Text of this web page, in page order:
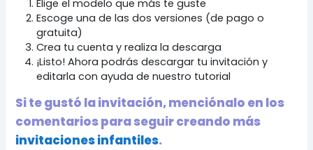
Elige el modelo que más te guste
Escoge una de las dos versiones (de pago o
gratuita)
Crea tu cuenta y realiza la descarga
¡Listo! Ahora podrás descargar tu invitación y
editarla con ayuda de nuestro tutorial
Si te gustó la invitación, menciónalo en los
comentarios para seguir creando más
invitaciones infantiles.